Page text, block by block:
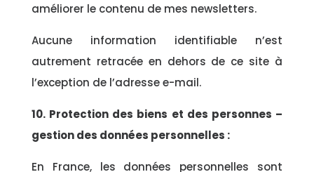
améliorer le contenu de mes newsletters.
Aucune information identifiable n’est
autrement retracée en dehors de ce site à
l’exception de l’adresse e-mail.
10. Protection des biens et des personnes –
gestion des données personnelles :
En France, les données personnelles sont